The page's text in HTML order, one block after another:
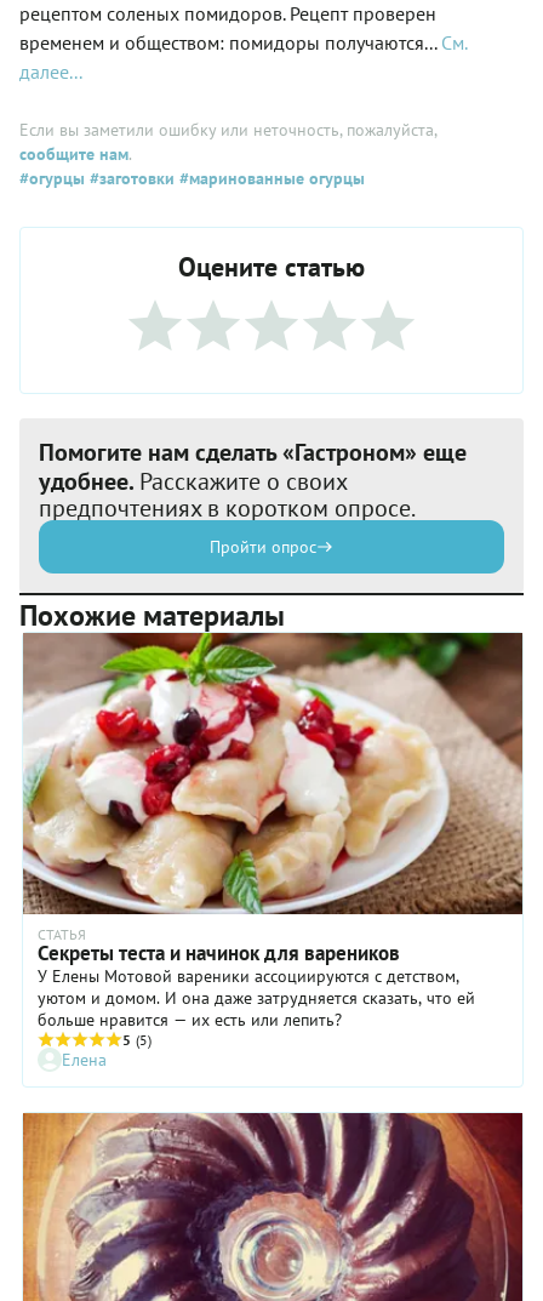
рецептом соленых помидоров. Рецепт проверен
временем и обществом: помидоры получаются... См.
далее...
Если вы заметили ошибку или неточность, пожалуйста,
сообщите нам.
#огурцы #заготовки #маринованные огурцы
Оцените статью
Помогите нам сделать «Гастроном» еще
удобнее. Расскажите о своих
предпочтениях в коротком опросе.
Пройти опрос
Похожие материалы
СТАТЬЯ
Секреты теста и начинок для вареников
У Елены Мотовой вареники ассоциируются с детством,
уютом и домом. И она даже затрудняется сказать, что ей
больше нравится — их есть или лепить?
5 (5)
Елена